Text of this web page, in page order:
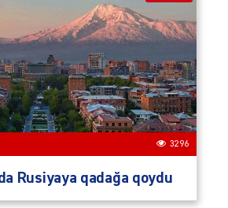
3296
Rusiyaya qadağa qoydu